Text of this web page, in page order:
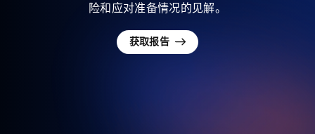
险和应对准备情况的见解。
获取报告